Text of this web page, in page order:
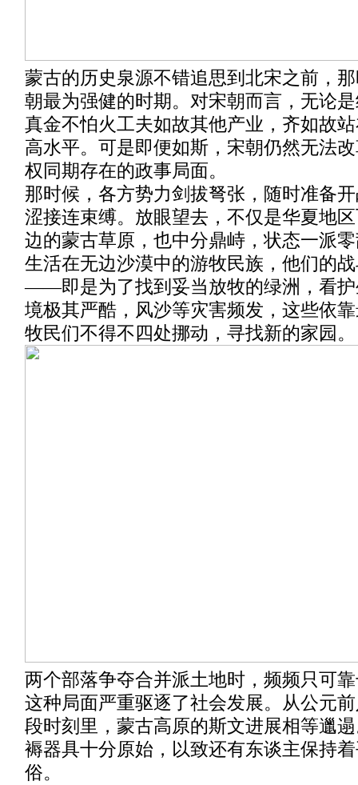
蒙古的历史泉源不错追思到北宋之前，
朝最为强健的时期。对宋朝而言，无论
真金不怕火工夫如故其他产业，齐如故
高水平。可是即便如斯，宋朝仍然无法
权同期存在的政事局面。
那时候，各方势力剑拔弩张，随时准备
涩接连束缚。放眼望去，不仅是华夏地
边的蒙古草原，也中分鼎峙，状态一派
生活在无边沙漠中的游牧民族，他们的
——即是为了找到妥当放牧的绿洲，看护
境极其严酷，风沙等灾害频发，这些依
牧民们不得不四处挪动，寻找新的家园。
两个部落争夺合并派土地时，频频只可
这种局面严重驱逐了社会发展。从公元
段时刻里，蒙古高原的斯文进展相等邋
褥器具十分原始，以致还有东谈主保持
俗。